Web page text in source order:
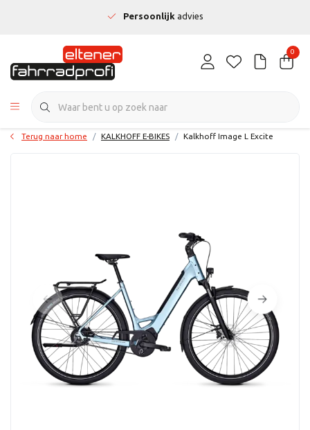
Persoonlijkadvies
0
Terug naar home KALKHOFF E-BIKES Kalkhoff Image L Excite